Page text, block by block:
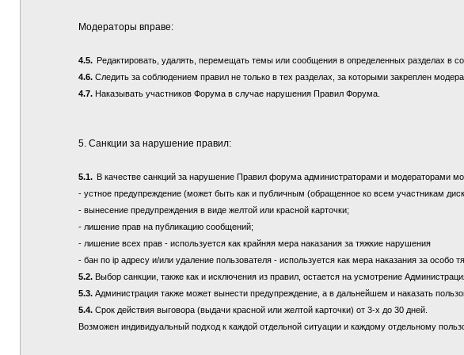
Модераторы вправе:
4.5. Редактировать, удалять, перемещать темы или сообщения в определенных разделах в
4.6.Следить за соблюдением правил не только в тех разделах, за которыми закреплен
4.7.Наказывать участников Форума в случае нарушения Правил Форума.
5. Санкции за нарушение правил:
5.1. В качестве санкций за нарушение Правил форума администраторами и модераторами
- устное предупреждение (может быть как и публичным (обращенное ко всем участникам
- вынесение предупреждения в виде желтой или красной карточки;
- лишение прав на публикацию сообщений;
- лишение всех прав - используется как крайняя мера наказания за тяжкие нарушения
- бан по ip адресу и/или удаление пользователя - используется как мера наказания за особо
5.2.Выбор санкции, также как и исключения из правил, остается на усмотрение
5.3.Администрация также может вынести предупреждение, а в дальнейшем и наказать
5.4.Срок действия выговора (выдачи красной или желтой карточки) от 3-х до 30 дней.
Возможен индивидуальный подход к каждой отдельной ситуации и каждому отдельному